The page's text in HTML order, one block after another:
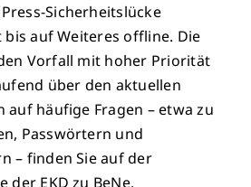
Sicherheitslücke
auf Weiteres offline. Die
Vorfall mit hoher Priorität
über den aktuellen
auf häufige Fragen – etwa zu
Passwörtern und
– finden Sie auf der
EKD zu BeNe.